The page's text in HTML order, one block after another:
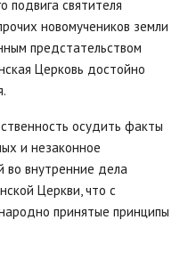
подвига святителя
новомучеников земли
предстательством
Церковь достойно
осудить факты
и незаконное
во внутренние дела
Церкви, что с
принятые принципы